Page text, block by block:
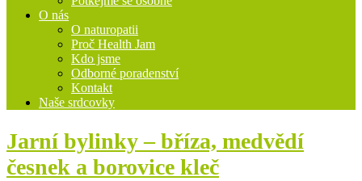
O nás
O naturopatii
Proč Health Jam
Kdo jsme
Odborné poradenství
Kontakt
Naše srdcovky
Jarní bylinky – bříza, medvědí
česnek a borovice kleč